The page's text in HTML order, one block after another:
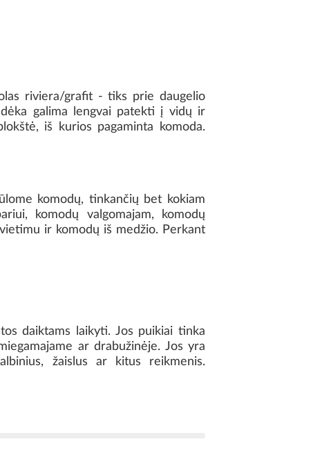
riviera/grafit - tiks prie daugelio
galima lengvai patekti į vidų ir
iš kurios pagaminta komoda.
komodų, tinkančių bet kokiam
komodų valgomajam, komodų
ir komodų iš medžio. Perkant
daiktams laikyti. Jos puikiai tinka
ar drabužinėje. Jos yra
žaislus ar kitus reikmenis.